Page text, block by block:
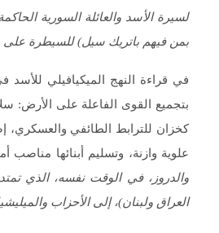
لسيرة الأسد والعائلة السورية
بمن فيهم باتريك سيل) للسيطرة على
في قراءة النهج الميكيافيلي
بتجميع القوى الفاعلة على الأرض:
كخزان للترابط الطائفي والعسكري،
علوية وازنة، وتسليم أبنائها مناصب
والدروز، في الوقت نفسه، الذي
العراق ولبنان)، إلى الأحزاب